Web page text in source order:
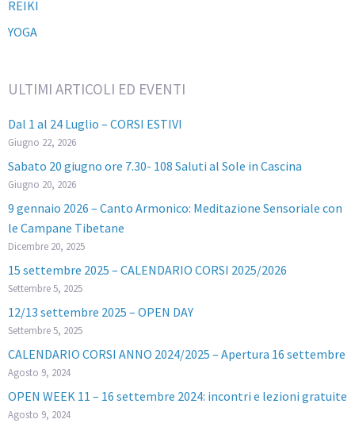
REIKI
YOGA
ULTIMI ARTICOLI ED EVENTI
Dal 1 al 24 Luglio – CORSI ESTIVI
Giugno 22, 2026
Sabato 20 giugno ore 7.30- 108 Saluti al Sole in Cascina
Giugno 20, 2026
9 gennaio 2026 – Canto Armonico: Meditazione Sensoriale con
le Campane Tibetane
Dicembre 20, 2025
15 settembre 2025 – CALENDARIO CORSI 2025/2026
Settembre 5, 2025
12/13 settembre 2025 – OPEN DAY
Settembre 5, 2025
CALENDARIO CORSI ANNO 2024/2025 – Apertura 16 settembre
Agosto 9, 2024
OPEN WEEK 11 – 16 settembre 2024: incontri e lezioni gratuite
Agosto 9, 2024